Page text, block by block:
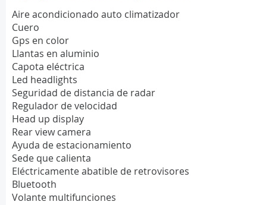
Aire acondicionado auto climatizador
Cuero
Gps en color
Llantas en aluminio
Capota eléctrica
Led headlights
Seguridad de distancia de radar
Regulador de velocidad
Head up display
Rear view camera
Ayuda de estacionamiento
Sede que calienta
Eléctricamente abatible de retrovisores
Bluetooth
Volante multifunciones